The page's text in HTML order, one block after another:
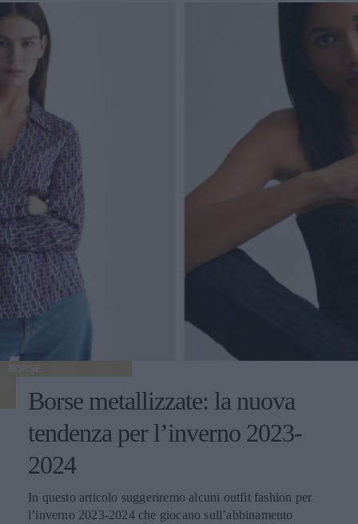
BORSE
Borse metallizzate: la nuova
tendenza per l’inverno 2023-
2024
In questo articolo suggeriremo alcuni outfit fashion per
l’inverno 2023-2024 che giocano sull’abbinamento